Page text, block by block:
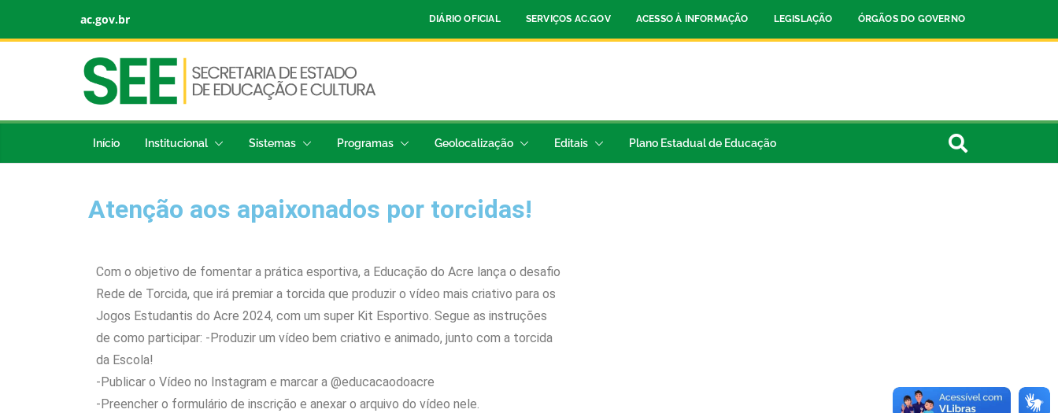
ac.gov.br DIÁRIO OFICIAL SERVIÇOS AC.GOV ACESSO À INFORMAÇÃO LEGISLAÇÃO ÓRGÃOS DO GOVERNO
Início Institucional Sistemas Programas Geolocalização Editais Plano Estadual de Educação
Atenção aos apaixonados por torcidas!
Com o objetivo de fomentar a prática esportiva, a Educação do Acre lança o desafio
Rede de Torcida, que irá premiar a torcida que produzir o vídeo mais criativo para os
Jogos Estudantis do Acre 2024, com um super Kit Esportivo. Segue as instruções
de como participar: -Produzir um vídeo bem criativo e animado, junto com a torcida
da Escola!
-Publicar o Vídeo no Instagram e marcar a @educacaodoacre
-Preencher o formulário de inscrição e anexar o arquivo do vídeo nele.